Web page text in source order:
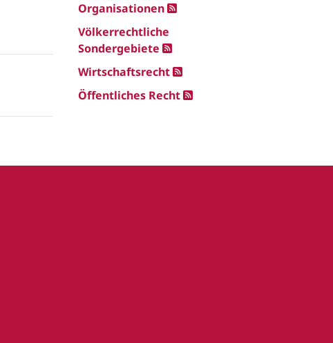
Organisationen
Völkerrechtliche
Sondergebiete
Wirtschaftsrecht
Öffentliches Recht